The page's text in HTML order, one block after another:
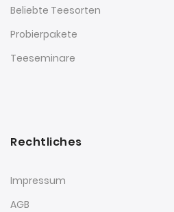
Beliebte Teesorten
Probierpakete
Teeseminare
Rechtliches
Impressum
AGB